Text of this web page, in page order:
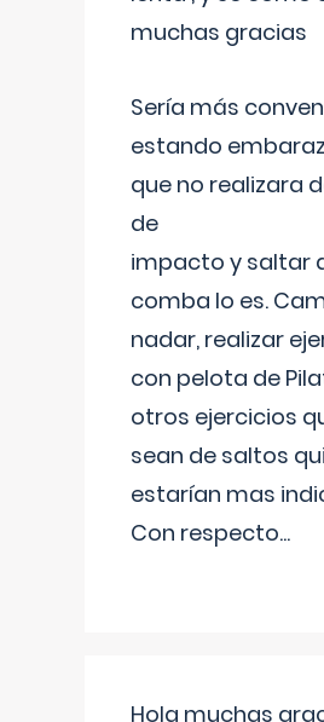
muchas gracias
Sería más
estando
que no realizara
de
impacto y saltar
comba lo es.
nadar, realizar
con pelota de
otros ejercicios
sean de saltos
estarían mas
Con respecto...
Hola muchas